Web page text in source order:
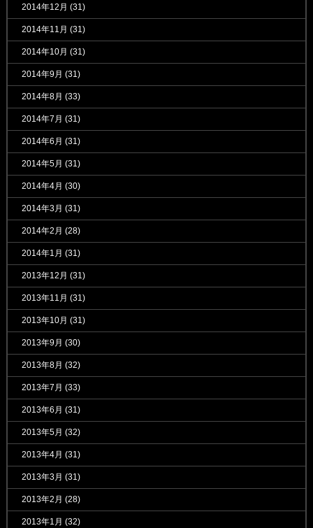
2014年12月 (31)
2014年11月 (31)
2014年10月 (31)
2014年9月 (31)
2014年8月 (33)
2014年7月 (31)
2014年6月 (31)
2014年5月 (31)
2014年4月 (30)
2014年3月 (31)
2014年2月 (28)
2014年1月 (31)
2013年12月 (31)
2013年11月 (31)
2013年10月 (31)
2013年9月 (30)
2013年8月 (32)
2013年7月 (33)
2013年6月 (31)
2013年5月 (32)
2013年4月 (31)
2013年3月 (31)
2013年2月 (28)
2013年1月 (32)